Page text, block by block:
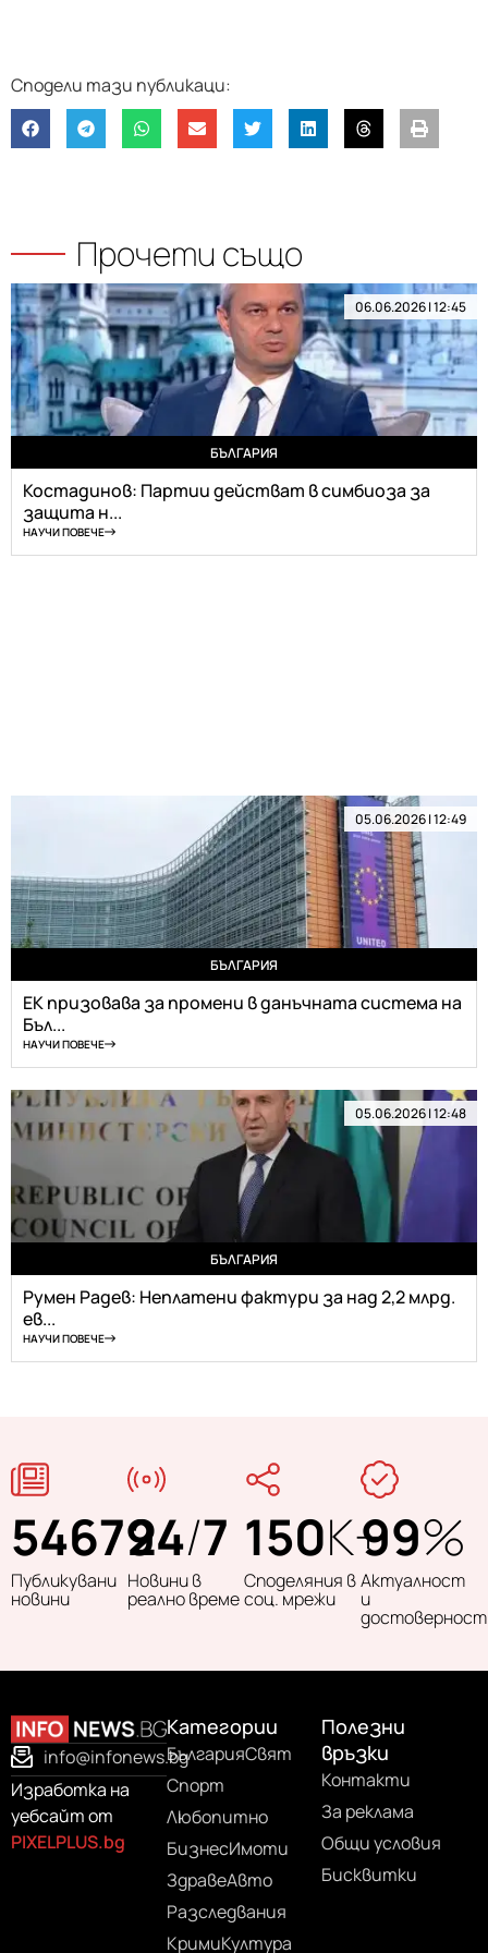
Прочети също
06.06.2026 | 12:45
БЪЛГАРИЯ
Костадинов: Партии действат в симбиоза за
защита н...
НАУЧИ ПОВЕЧЕ
05.06.2026 | 12:49
БЪЛГАРИЯ
ЕК призовава за промени в данъчната система на
Бъл...
НАУЧИ ПОВЕЧЕ
05.06.2026 | 12:48
БЪЛГАРИЯ
Румен Радев: Неплатени фактури за над 2,2 млрд.
ев...
НАУЧИ ПОВЕЧЕ
54679
Публикувани
новини
24/7
Новини в
реално време
150K+
Споделяния в
соц. мрежи
99%
Актуалност
и
достоверност
info@infonews.bg
Изработка на
уебсайт от
PIXELPLUS.bg
Категории
БългарияСвят
Спорт
Любопитно
БизнесИмоти
ЗдравеАвто
Разследвания
КримиКултура
Полезни
връзки
Контакти
За реклама
Общи условия
Бисквитки